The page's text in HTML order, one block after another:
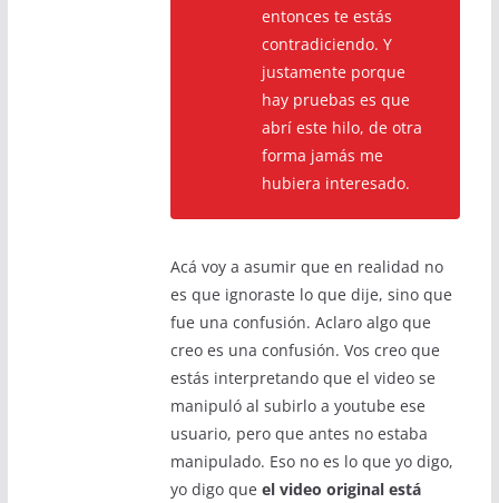
entonces te estás
contradiciendo. Y
justamente porque
hay pruebas es que
abrí este hilo, de otra
forma jamás me
hubiera interesado.
Acá voy a asumir que en realidad no
es que ignoraste lo que dije, sino que
fue una confusión. Aclaro algo que
creo es una confusión. Vos creo que
estás interpretando que el video se
manipuló al subirlo a youtube ese
usuario, pero que antes no estaba
manipulado. Eso no es lo que yo digo,
yo digo que el video original está